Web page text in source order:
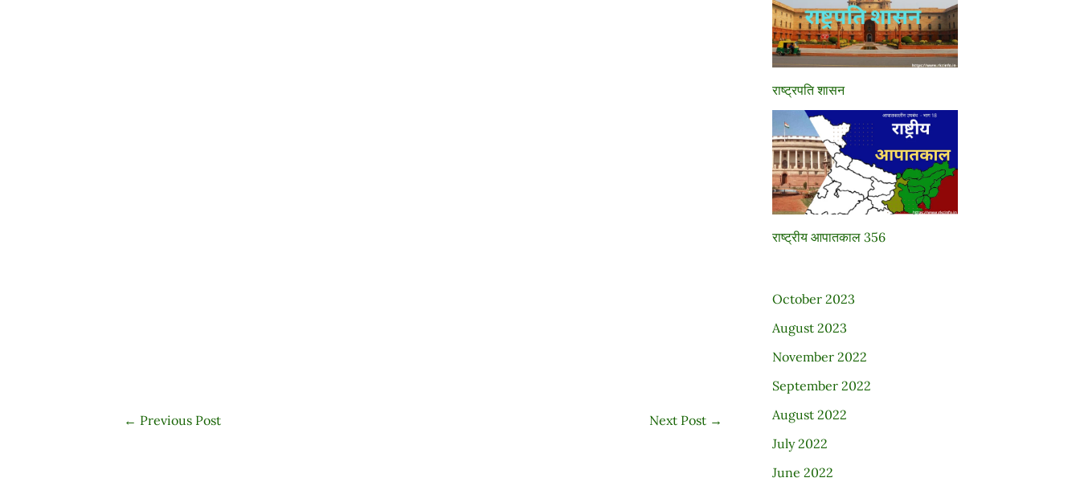
← Previous Post Next Post →
राष्ट्रपति शासन
राष्ट्रीय आपातकाल 356
October 2023
August 2023
November 2022
September 2022
August 2022
July 2022
June 2022